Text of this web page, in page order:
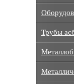
Трубы